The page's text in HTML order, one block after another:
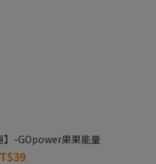
】-GOpower果果能量